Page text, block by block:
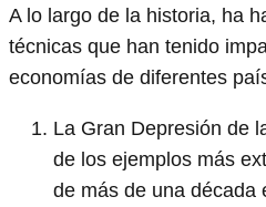
A lo largo de la historia, ha
técnicas que han tenido
economías de diferentes
La Gran Depresión de
de los ejemplos más
de más de una década